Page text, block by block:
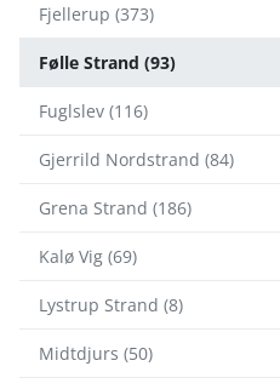
Fjellerup (373)
Følle Strand (93)
Fuglslev (116)
Gjerrild Nordstrand (84)
Grena Strand (186)
Kalø Vig (69)
Lystrup Strand (8)
Midtdjurs (50)